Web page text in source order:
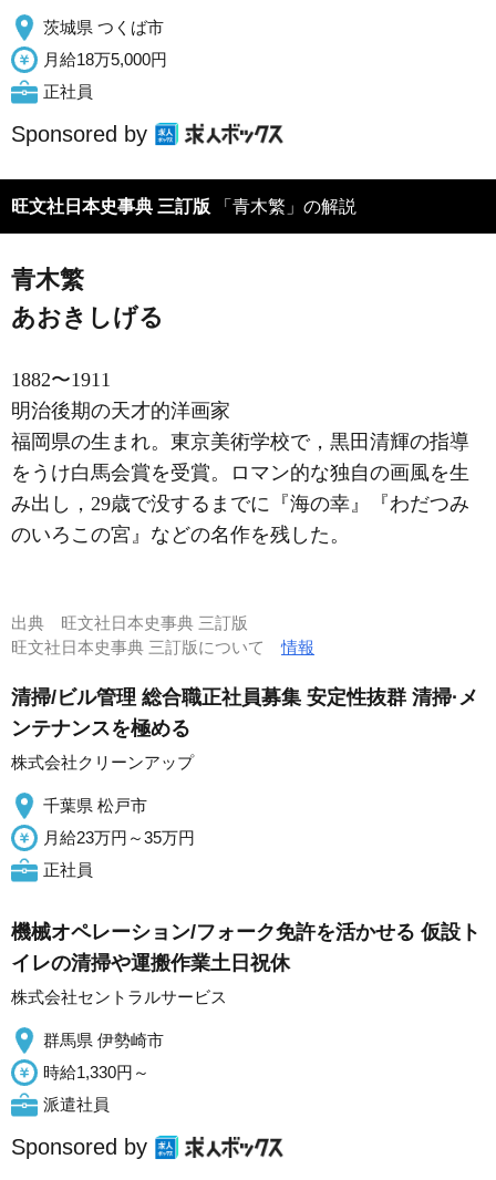
茨城県 つくば市
月給18万5,000円
正社員
Sponsored by
旺文社日本史事典 三訂版 「青木繁」の解説
青木繁
あおきしげる
1882〜1911
明治後期の天才的洋画家
福岡県の生まれ。東京美術学校で，黒田清輝の指導
をうけ白馬会賞を受賞。ロマン的な独自の画風を生
み出し，29歳で没するまでに『海の幸』『わだつみ
のいろこの宮』などの名作を残した。
出典 旺文社日本史事典 三訂版
旺文社日本史事典 三訂版について情報
清掃/ビル管理 総合職正社員募集 安定性抜群 清掃·メ
ンテナンスを極める
株式会社クリーンアップ
千葉県 松戸市
月給23万円～35万円
正社員
機械オペレーション/フォーク免許を活かせる 仮設ト
イレの清掃や運搬作業土日祝休
株式会社セントラルサービス
群馬県 伊勢崎市
時給1,330円～
派遣社員
Sponsored by